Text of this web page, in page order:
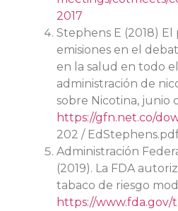
2017
Stephens E (2018) El
emisiones en el
en la salud en todo
administración de
sobre Nicotina, junio
https://gfn.net.co/
202 /
Administración
(2019). La FDA
tabaco de riesgo
https://www.fda.gov/